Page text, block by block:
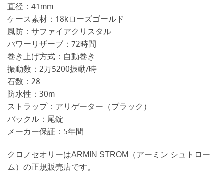
直径：41mm
ケース素材：18kローズゴールド
風防：サファイアクリスタル
パワーリザーブ：72時間
巻き上げ方式：自動巻き
振動数：2万5200振動/時
石数：28
防水性：30m
ストラップ：アリゲーター（ブラック）
バックル：尾錠
メーカー保証：5年間
クロノセオリーはARMIN STROM（アーミン シュトロー
ム）の正規販売店です。